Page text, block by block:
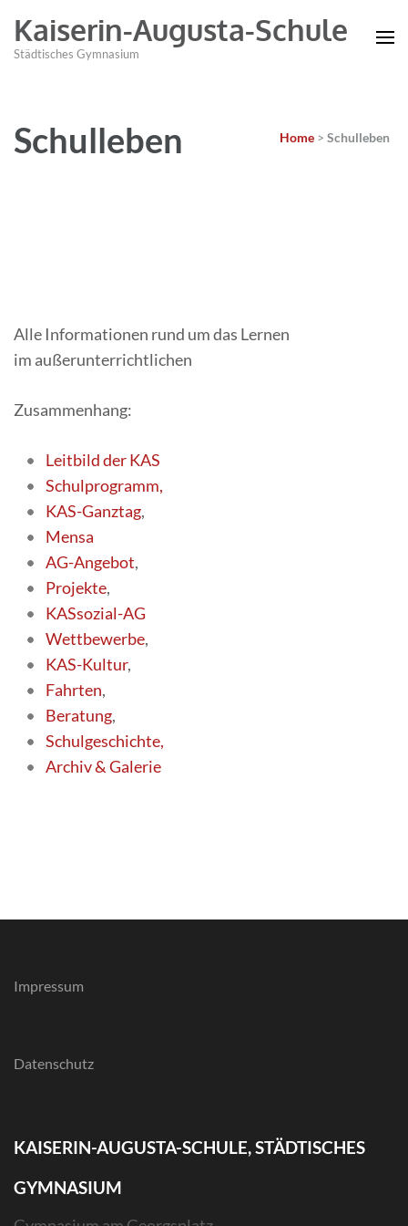
Kaiserin-Augusta-Schule
Städtisches Gymnasium
Schulleben Home > Schulleben
Alle Informationen rund um das Lernen
im außerunterrichtlichen
Zusammenhang:
Leitbild der KAS
Schulprogramm,
KAS-Ganztag,
Mensa
AG-Angebot,
Projekte,
KASsozial-AG
Wettbewerbe,
KAS-Kultur,
Fahrten,
Beratung,
Schulgeschichte,
Archiv & Galerie
Impressum
Datenschutz
KAISERIN-AUGUSTA-SCHULE, STÄDTISCHES
GYMNASIUM